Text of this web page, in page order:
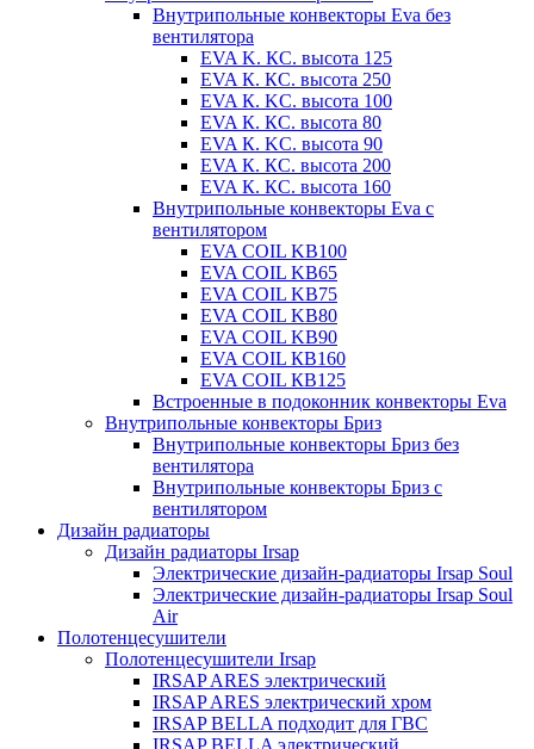
Внутрипольные конвекторы Eva без
вентилятора
EVA K. КС. высота 125
EVA К. КС. высота 250
EVA К. KС. высота 100
EVA К. КС. высота 80
EVA К. KC. высота 90
EVA К. КС. высота 200
EVA К. КС. высота 160
Внутрипольные конвекторы Eva с
вентилятором
EVA COIL KB100
EVA COIL KB65
EVA COIL KB75
EVA COIL KB80
EVA COIL KB90
EVA COIL КВ160
EVA COIL КВ125
Встроенные в подоконник конвекторы Eva
Внутрипольные конвекторы Бриз
Внутрипольные конвекторы Бриз без
вентилятора
Внутрипольные конвекторы Бриз с
вентилятором
Дизайн радиаторы
Дизайн радиаторы Irsap
Электрические дизайн-радиаторы Irsap Soul
Электрические дизайн-радиаторы Irsap Soul
Air
Полотенцесушители
Полотенцесушители Irsap
IRSAP ARES электрический
IRSAP ARES электрический хром
IRSAP BELLA подходит для ГВС
IRSAP BELLA электрический